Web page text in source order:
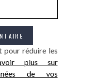
pour réduire les
plus sur
de vos